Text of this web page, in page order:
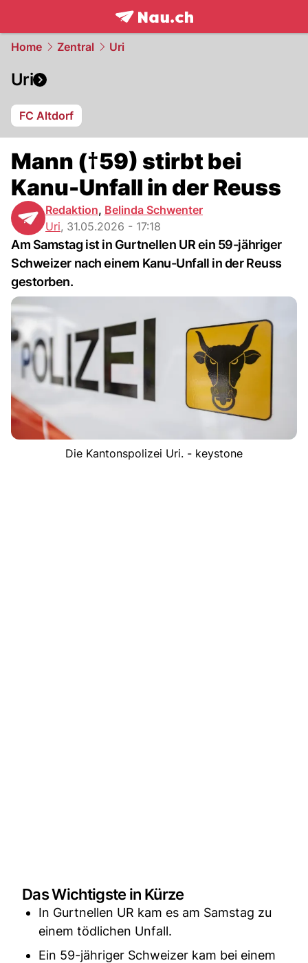
frontpage.NAU.ch
Home Zentral Uri
Uri
FC Altdorf
Mann (†59) stirbt bei
Kanu-Unfall in der Reuss
Redaktion, Belinda Schwenter
Uri, 31.05.2026 - 17:18
Am Samstag ist in Gurtnellen UR ein 59-jähriger
Schweizer nach einem Kanu-Unfall in der Reuss
gestorben.
Die Kantonspolizei Uri. - keystone
Das Wichtigste in Kürze
In Gurtnellen UR kam es am Samstag zu
einem tödlichen Unfall.
Ein 59-jähriger Schweizer kam bei einem